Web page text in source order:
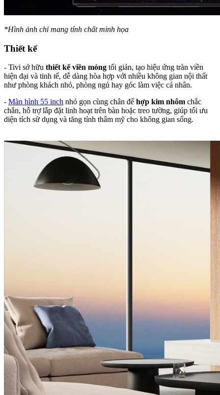
*Hình ảnh chỉ mang tính chất minh họa
Thiết kế
- Tivi sở hữu thiết kế viền mỏng tối giản, tạo hiệu ứng tràn viền
hiện đại và tinh tế, dễ dàng hòa hợp với nhiều không gian nội thất
như phòng khách nhỏ, phòng ngủ hay góc làm việc cá nhân.
- Màn hình 55 inch nhỏ gọn cùng chân đế hợp kim nhôm chắc
chắn, hỗ trợ lắp đặt linh hoạt trên bàn hoặc treo tường, giúp tối ưu
diện tích sử dụng và tăng tính thẩm mỹ cho không gian sống.